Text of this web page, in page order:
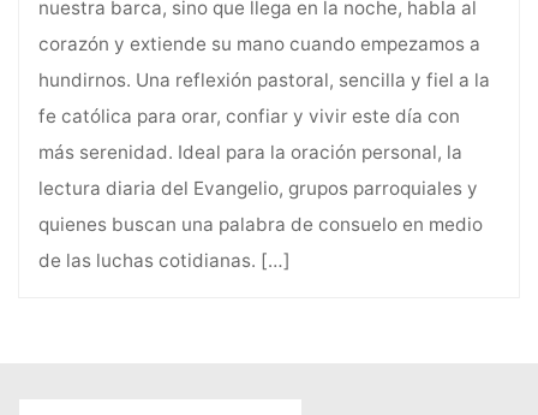
nuestra barca, sino que llega en la noche, habla al
corazón y extiende su mano cuando empezamos a
hundirnos. Una reflexión pastoral, sencilla y fiel a la
fe católica para orar, confiar y vivir este día con
más serenidad. Ideal para la oración personal, la
lectura diaria del Evangelio, grupos parroquiales y
quienes buscan una palabra de consuelo en medio
de las luchas cotidianas. […]